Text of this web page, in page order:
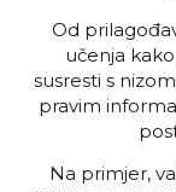
Od
učenja
susresti s
pravim
Na primjer,